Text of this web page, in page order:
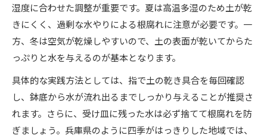
湿度に合わせた調整が重要です。夏は高温多湿のため土が乾
きにくく、過剰な水やりによる根腐れに注意が必要です。一
方、冬は空気が乾燥しやすいので、土の表面が乾いてからた
っぷりと水を与えるのが基本となります。
具体的な実践方法としては、指で土の乾き具合を毎回確認
し、鉢底から水が流れ出るまでしっかり与えることが推奨さ
れます。さらに、受け皿に残った水は必ず捨てて根腐れを防
ぎましょう。兵庫県のように四季がはっきりした地域では、